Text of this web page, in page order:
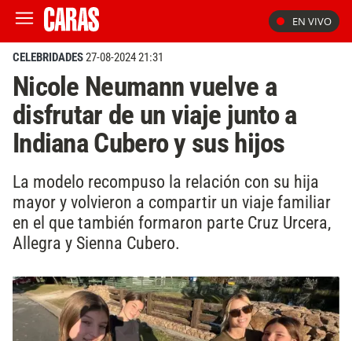
EN VIVO
CELEBRIDADES27-08-2024 21:31
Nicole Neumann vuelve a
disfrutar de un viaje junto a
Indiana Cubero y sus hijos
La modelo recompuso la relación con su hija
mayor y volvieron a compartir un viaje familiar
en el que también formaron parte Cruz Urcera,
Allegra y Sienna Cubero.